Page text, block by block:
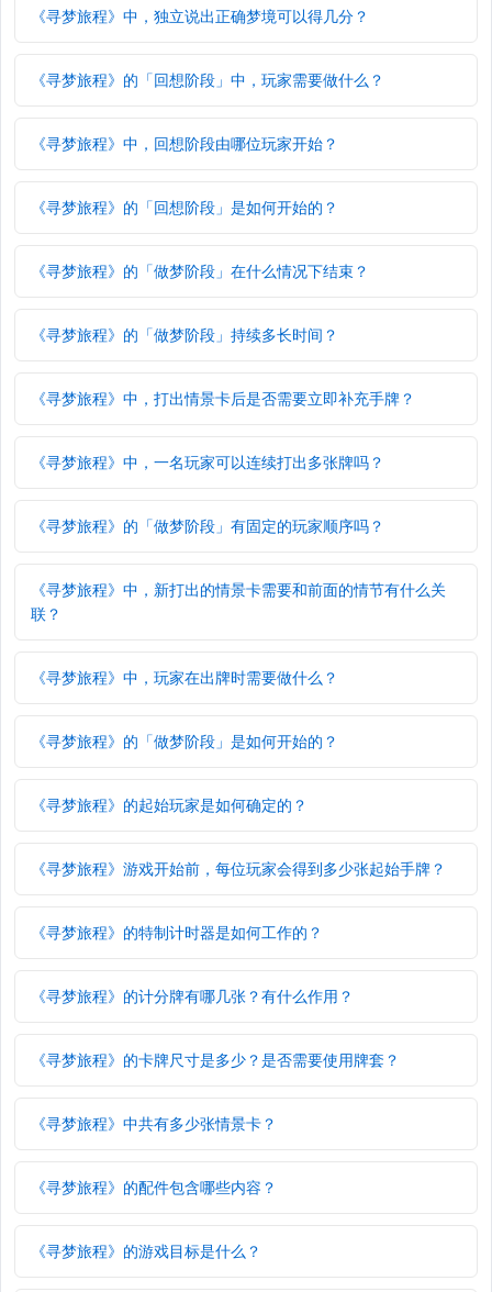
《寻梦旅程》中，独立说出正确梦境可以得几分？
《寻梦旅程》的「回想阶段」中，玩家需要做什么？
《寻梦旅程》中，回想阶段由哪位玩家开始？
《寻梦旅程》的「回想阶段」是如何开始的？
《寻梦旅程》的「做梦阶段」在什么情况下结束？
《寻梦旅程》的「做梦阶段」持续多长时间？
《寻梦旅程》中，打出情景卡后是否需要立即补充手牌？
《寻梦旅程》中，一名玩家可以连续打出多张牌吗？
《寻梦旅程》的「做梦阶段」有固定的玩家顺序吗？
《寻梦旅程》中，新打出的情景卡需要和前面的情节有什么关
联？
《寻梦旅程》中，玩家在出牌时需要做什么？
《寻梦旅程》的「做梦阶段」是如何开始的？
《寻梦旅程》的起始玩家是如何确定的？
《寻梦旅程》游戏开始前，每位玩家会得到多少张起始手牌？
《寻梦旅程》的特制计时器是如何工作的？
《寻梦旅程》的计分牌有哪几张？有什么作用？
《寻梦旅程》的卡牌尺寸是多少？是否需要使用牌套？
《寻梦旅程》中共有多少张情景卡？
《寻梦旅程》的配件包含哪些内容？
《寻梦旅程》的游戏目标是什么？